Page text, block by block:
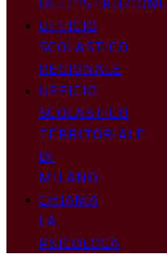
UFFICIO
SCOLASTICO
REGIONALE
UFFICIO
SCOLASTICO
TERRITORIALE
DI
MILANO
CHIAMA
LA
PSICOLOGA